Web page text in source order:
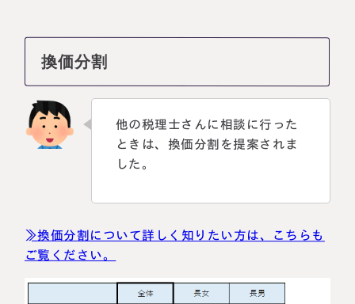
換価分割
他の税理士さんに相談に行った
ときは、換価分割を提案されま
した。
≫換価分割について詳しく知りたい方は、こちらも
ご覧ください。